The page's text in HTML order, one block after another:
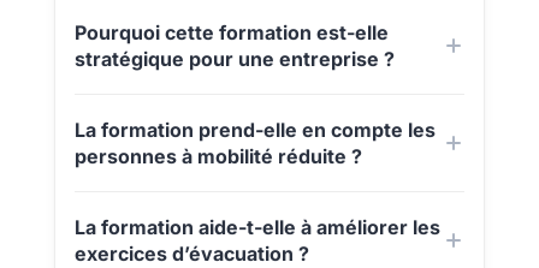
Pourquoi cette formation est-elle
stratégique pour une entreprise ?
La formation prend-elle en compte les
personnes à mobilité réduite ?
La formation aide-t-elle à améliorer les
exercices d’évacuation ?